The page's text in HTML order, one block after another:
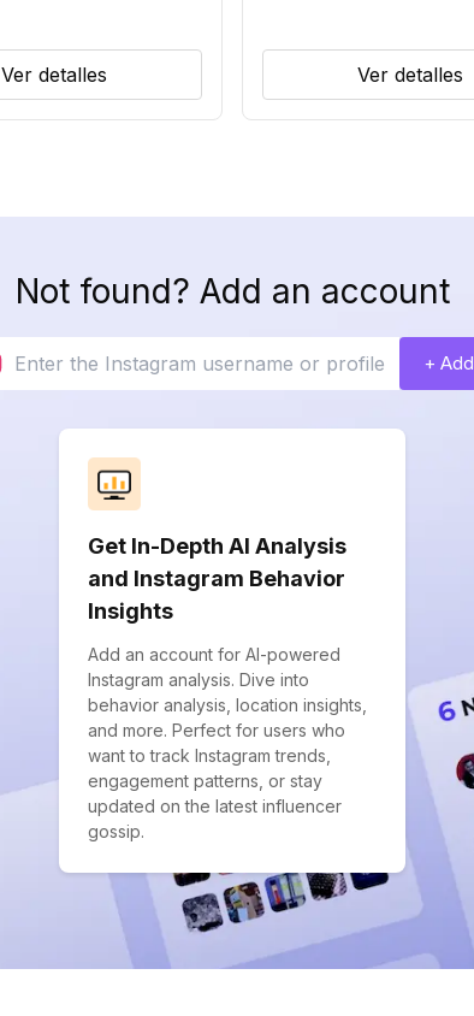
Ver detalles Ver detalles
Not found? Add an account
+ Add
Get In-Depth AI Analysis
and Instagram Behavior
Insights
Add an account for AI-powered
Instagram analysis. Dive into
behavior analysis, location insights,
and more. Perfect for users who
want to track Instagram trends,
engagement patterns, or stay
updated on the latest influencer
gossip.